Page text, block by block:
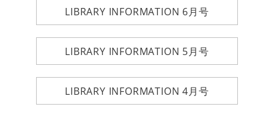
LIBRARY INFORMATION 6月号
LIBRARY INFORMATION 5月号
LIBRARY INFORMATION 4月号